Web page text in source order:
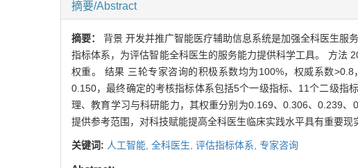
摘要/Abstract
摘要： 背景 开发并推广智能医疗辅助信息系统是加强全科医生服
指标体系，为评估智能全科医生的服务能力提供科学工具。 方
权重。 结果 三轮专家咨询的积极系数均为100%，权威系数
0.150，最终确定的考核指标体系包括5个一级指标、11个二级指
理、教育学习与科研能力，其权重分别为0.169、0.306、0.239
提供参考范围，对科技赋能提高全科医生临床实践水平具有重要现
关键词: 人工智能, 全科医生, 评估指标体系, 专家咨询